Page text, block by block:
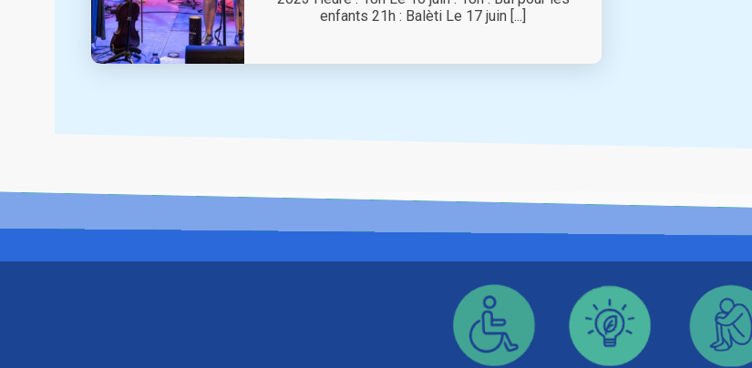
enfants 21h : Balèti Le 17 juin [...]